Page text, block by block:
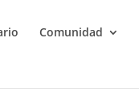
Comunidad